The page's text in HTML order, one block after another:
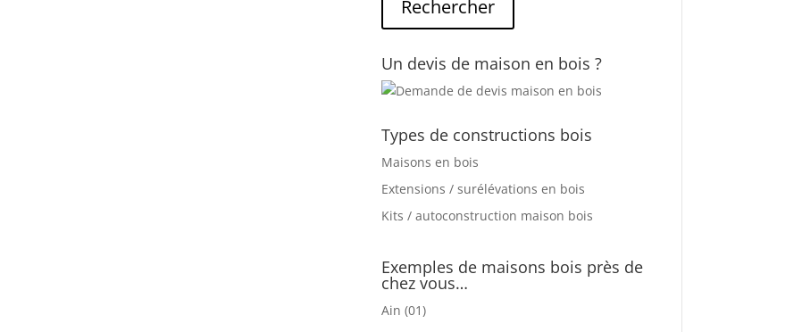
Un devis de maison en bois ?
Types de constructions bois
Maisons en bois
Extensions / surélévations en bois
Kits / autoconstruction maison bois
Exemples de maisons bois près de
chez vous…
Ain (01)